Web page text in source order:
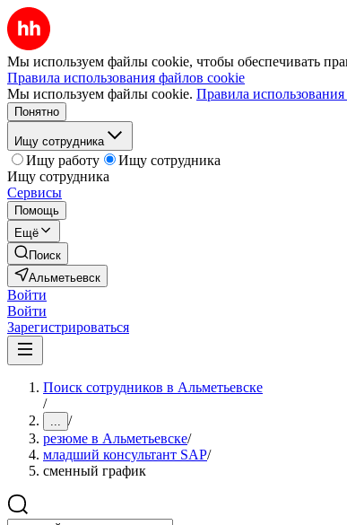
Мы используем файлы cookie, чтобы обеспечивать
Правила использования файлов cookie
Мы используем файлы cookie. Правила
Понятно
Ищу сотрудника
Ищу работу
Ищу сотрудника
Ищу сотрудника
Сервисы
Помощь
Ещё
Поиск
Альметьевск
Войти
Войти
Зарегистрироваться
Поиск сотрудников в Альметьевске
/
... /
резюме в Альметьевске/
младший консультант SAP/
сменный график